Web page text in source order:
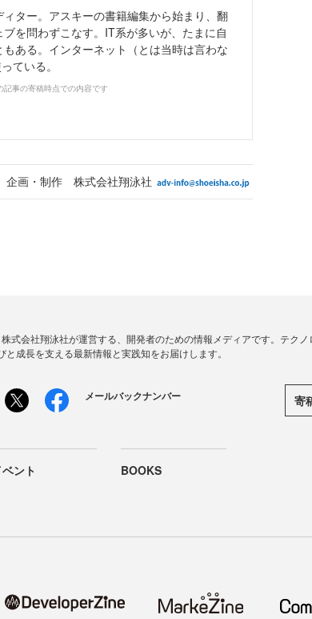
ター。アスキーの書籍編集から始まり、翻
を問わずこなす。IT系が多いが、たまに自
ある。インターネット（とは当時は言わな
ている。
事の寄稿時点での内容です
企画・制作 株式会社翔泳社
式会社翔泳社が運営する、開発者のための情報メディアです。テク
成長を支える最新情報と実践知をお届けします。
メールバックナンバー 寄
ント BOOKS